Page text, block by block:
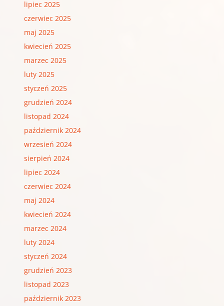
lipiec 2025
czerwiec 2025
maj 2025
kwiecień 2025
marzec 2025
luty 2025
styczeń 2025
grudzień 2024
listopad 2024
październik 2024
wrzesień 2024
sierpień 2024
lipiec 2024
czerwiec 2024
maj 2024
kwiecień 2024
marzec 2024
luty 2024
styczeń 2024
grudzień 2023
listopad 2023
październik 2023